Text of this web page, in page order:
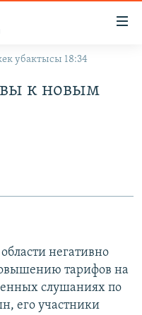
убактысы 18:34
к новым
негативно
тарифов на
слушаниях по
его участники